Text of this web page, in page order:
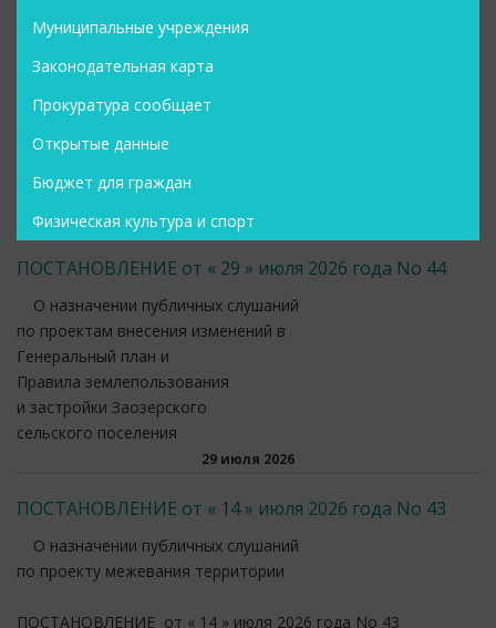
Муниципальные учреждения
Законодательная карта
Прокуратура сообщает
Открытые данные
Бюджет для граждан
Физическая культура и спорт
ПОСТАНОВЛЕНИЕ от « 29 » июля 2026 года No 44
О назначении публичных слушаний
по проектам внесения изменений в
Генеральный план и
Правила землепользования
и застройки Заозерского
сельского поселения
29 июля 2026
ПОСТАНОВЛЕНИЕ от « 14 » июля 2026 года No 43
О назначении публичных слушаний
по проекту межевания территории
ПОСТАНОВЛЕНИЕ от « 14 » июля 2026 года No 43